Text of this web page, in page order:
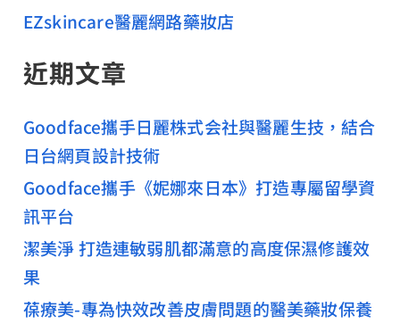
EZskincare醫麗網路藥妝店
近期文章
Goodface攜手日麗株式会社與醫麗生技，結合
日台網頁設計技術
Goodface攜手《妮娜來日本》打造專屬留學資
訊平台
潔美淨 打造連敏弱肌都滿意的高度保濕修護效
果
葆療美-專為快效改善皮膚問題的醫美藥妝保養